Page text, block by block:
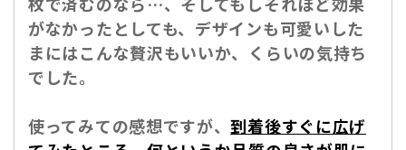
がなかったとしても、デザインも可愛いした
まにはこんな贅沢もいいか、くらいの気持ち
でした。
使ってみての感想ですが、到着後すぐに広げ